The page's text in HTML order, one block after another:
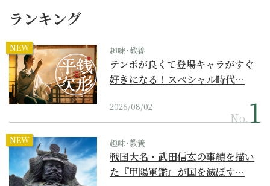
ランキング
NEW 趣味･教養
テンポが良くて登場キャラがすぐ
好きになる！スペシャル時代…
2026/08/02
No.
NEW 趣味･教養
戦国大名・武田信玄の事績を描い
た『甲陽軍鑑』が国を滅ぼす…